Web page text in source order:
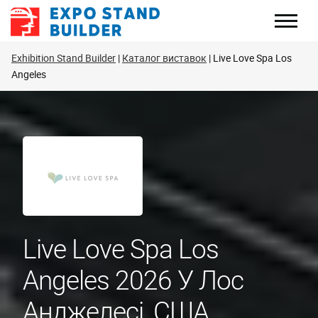
Перейти
Exhibition Stand Builder Каталог виставок Live Love Spa Los
Angeles
Live Love Spa Los
Angeles 2026 У Лос